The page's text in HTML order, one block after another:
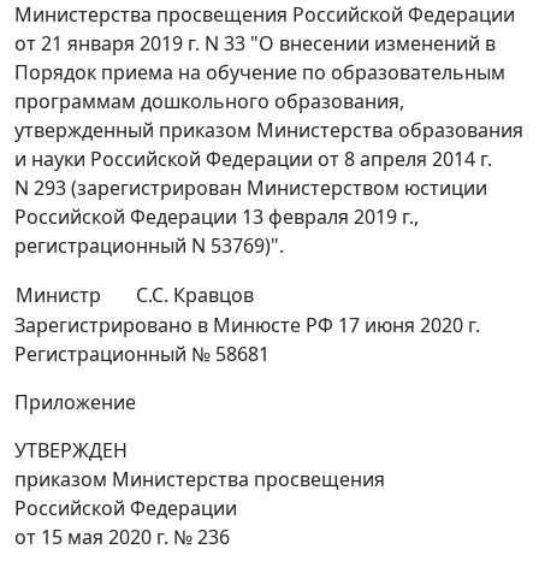
Министерства просвещения Российской Федерации
от 21 января 2019 г. N 33 "О внесении изменений в
Порядок приема на обучение по образовательным
программам дошкольного образования,
утвержденный приказом Министерства образования
и науки Российской Федерации от 8 апреля 2014 г.
N 293 (зарегистрирован Министерством юстиции
Российской Федерации 13 февраля 2019 г.,
регистрационный N 53769)".
Министр
С.С. Кравцов
Зарегистрировано в Минюсте РФ 17 июня 2020 г.
Регистрационный № 58681
Приложение
УТВЕРЖДЕН
приказом Министерства просвещения
Российской Федерации
от 15 мая 2020 г. № 236